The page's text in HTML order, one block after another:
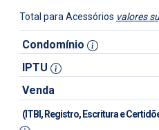
Total para Acessórios valores
Condomínio
IPTU
Venda
(ITBI, Registro, Escritura e